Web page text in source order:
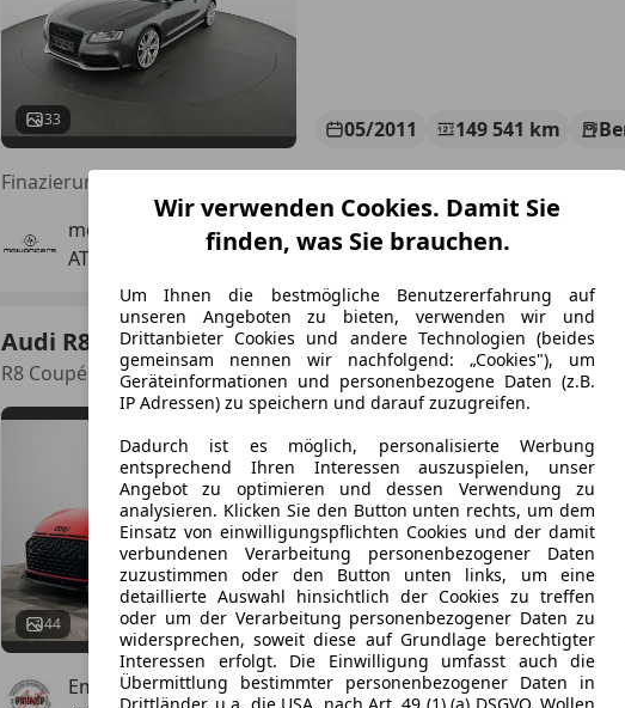
33 05/2011 149 541 km
Finazierung ohne Anzahlung möglich!
motioncars gmbh
AT-8301 Kainbach bei Graz
Audi R8
R8 Coupé plus 5,2 FSI quattro S-tronic
44
€ 174 999
05/2016 34 953 km
Emirate Boost
Wir verwenden Cookies. Damit Sie
finden, was Sie brauchen.
Um Ihnen die bestmögliche Benutzererfahrung auf
unseren Angeboten zu bieten, verwenden wir und
Drittanbieter Cookies und andere Technologien (beides
gemeinsam nennen wir nachfolgend: „Cookies"), um
Geräteinformationen und personenbezogene Daten (z.B.
IP Adressen) zu speichern und darauf zuzugreifen.
Dadurch ist es möglich, personalisierte Werbung
entsprechend Ihren Interessen auszuspielen, unser
Angebot zu optimieren und dessen Verwendung zu
analysieren. Klicken Sie den Button unten rechts, um dem
Einsatz von einwilligungspflichten Cookies und der damit
verbundenen Verarbeitung personenbezogener Daten
zuzustimmen oder den Button unten links, um eine
detaillierte Auswahl hinsichtlich der Cookies zu treffen
oder um der Verarbeitung personenbezogener Daten zu
widersprechen, soweit diese auf Grundlage berechtigter
Interessen erfolgt. Die Einwilligung umfasst auch die
Übermittlung bestimmter personenbezogener Daten in